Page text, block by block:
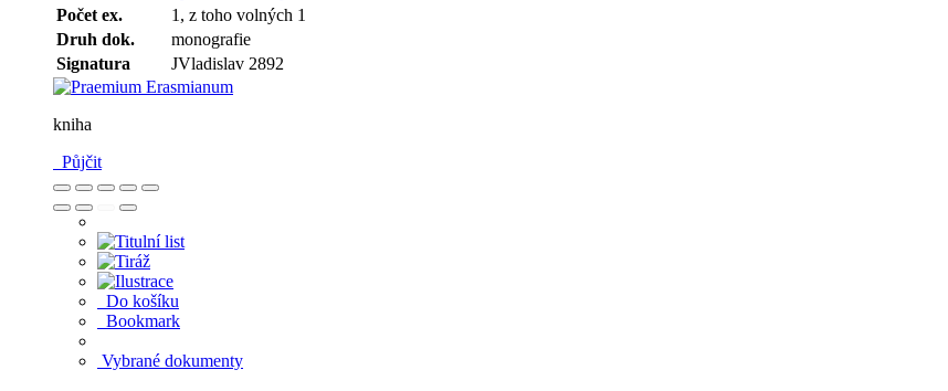
Počet ex.
1, z toho volných 1
Druh dok.
monografie
Signatura
JVladislav 2892
kniha
Půjčit
Do košíku
Bookmark
Vybrané dokumenty